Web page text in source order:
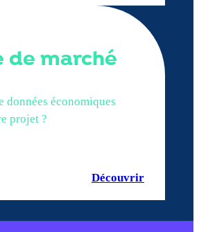
de marché
données économiques
projet ?
Découvrir